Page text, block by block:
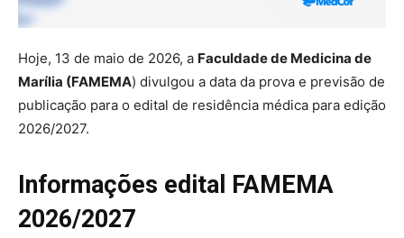
Hoje, 13 de maio de 2026, a Faculdade de Medicina de
Marília (FAMEMA) divulgou a data da prova e previsão de
publicação para o edital de residência médica para edição
2026/2027.
Informações edital FAMEMA
2026/2027